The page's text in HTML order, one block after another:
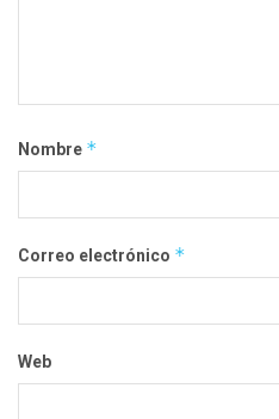
Nombre *
Correo electrónico *
Web